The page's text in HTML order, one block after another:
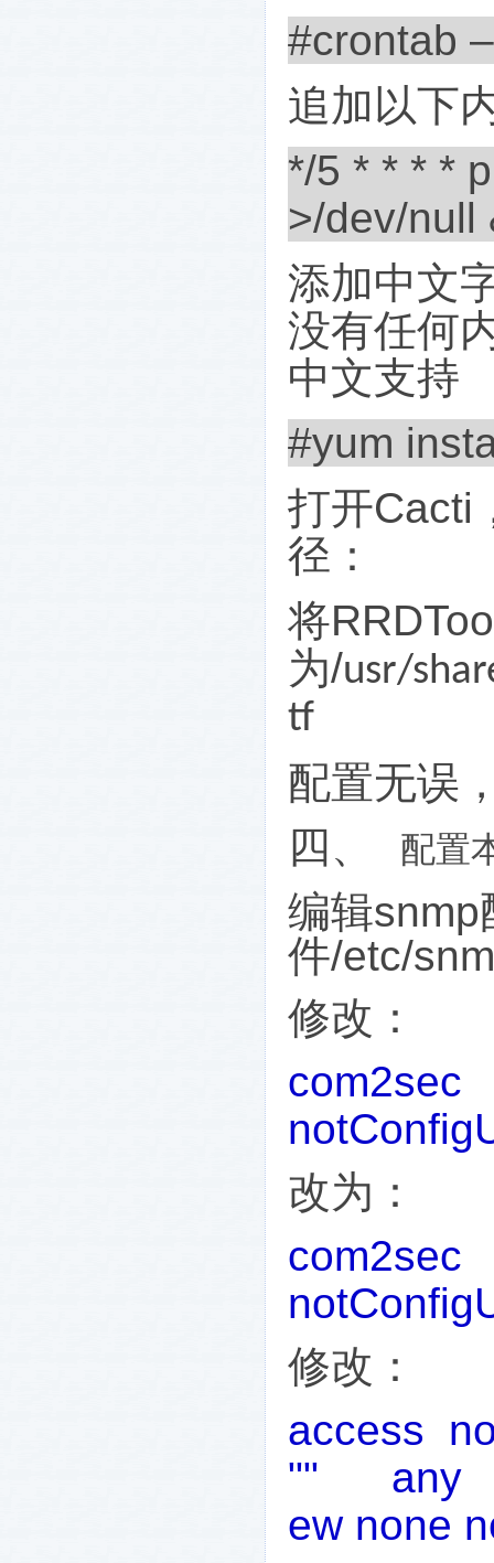
#crontab
追加以下
*/5 * * * *
>/dev/null
添加中文
没有任何
中文支持
#yum
打开Cacti
径：
将
为/usr/
tf
配置无误
四、
配置
编辑snmp
件/etc/
修改：
com2sec
改为：
com2sec
修改：
access
"" any
ew none